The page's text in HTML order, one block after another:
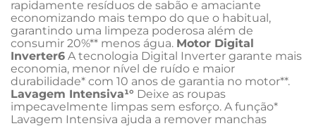
rapidamente resíduos de sabão e amaciante
economizando mais tempo do que o habitual,
garantindo uma limpeza poderosa além de
consumir 20%** menos água. Motor Digital
Inverter6 A tecnologia Digital Inverter garante mais
economia, menor nível de ruído e maior
durabilidade* com 10 anos de garantia no motor**.
Lavagem Intensiva¹° Deixe as roupas
impecavelmente limpas sem esforço. A função*
Lavagem Intensiva ajuda a remover manchas